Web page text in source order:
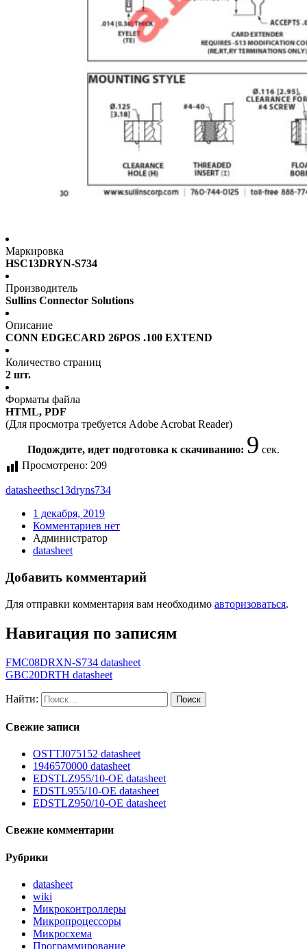
Маркировка
HSC13DRYN-S734
Производитель
Sullins Connector Solutions
Описание
CONN EDGECARD 26POS .100 EXTEND
Количество страниц
2 шт.
Форматы файла
HTML, PDF
(Для просмотра требуется Adobe Acrobat Reader)
Подождите, идет подготовка к скачиванию: 9 сек.
Просмотрено: 209
datasheethsc13dryns734
1 декабря, 2019
Комментариев нет
Администратор
datasheet
Добавить комментарий
Для отправки комментария вам необходимо авторизоваться.
Навигация по записям
FMC08DRXN-S734 datasheet
GBC20DRTH datasheet
Найти:
Свежие записи
OSTTJ075152 datasheet
1946570000 datasheet
EDSTLZ955/10-OE datasheet
EDSTL955/10-OE datasheet
EDSTLZ950/10-OE datasheet
Свежие комментарии
Рубрики
datasheet
wiki
Микроконтроллеры
Микропроцессоры
Микросхема
Программирование